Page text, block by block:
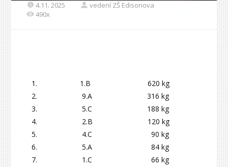
4.11. 2025
vedení ZŠ Edisonova
490x
1.B 620 kg
9.A 316 kg
5.C 188 kg
2.B 120 kg
4.C 90 kg
5.A 84 kg
1.C 66 kg